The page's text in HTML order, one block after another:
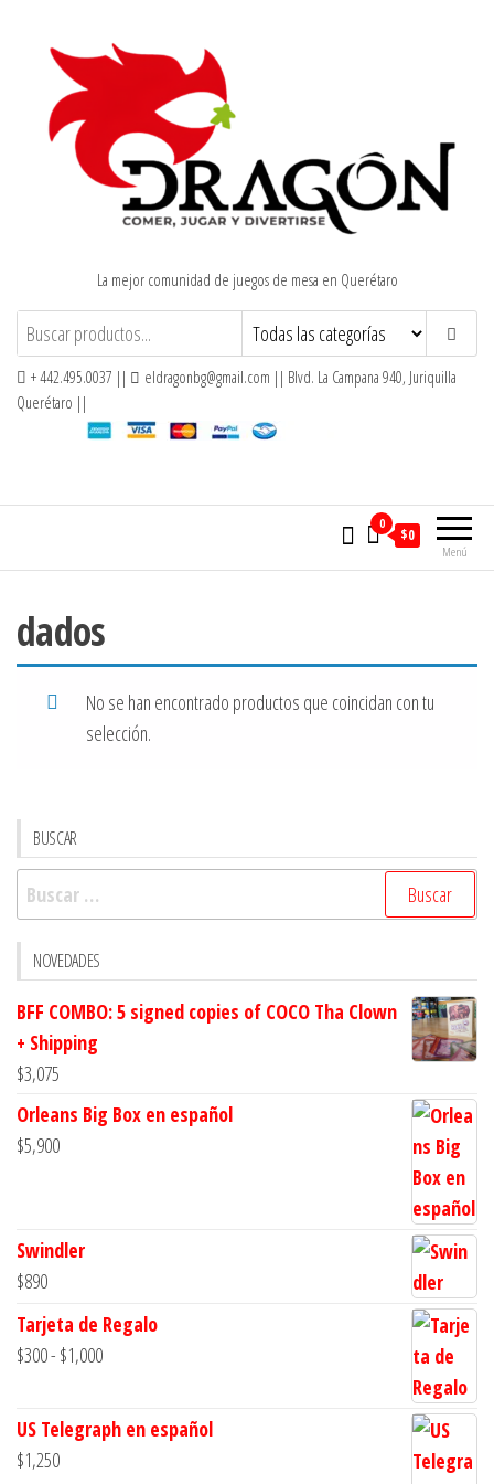
contenido
La mejor comunidad de juegos de mesa en Querétaro
+ 442.495.0037 ||
eldragonbg@gmail.com || Blvd. La Campana 940, Juriquilla
Querétaro ||
Menú
0
$0
dados
No se han encontrado productos que coincidan con tu
selección.
BUSCAR
Buscar:
NOVEDADES
BFF COMBO: 5 signed copies of COCO Tha Clown
+ Shipping
$3,075
Orleans Big Box en español
$5,900
Swindler
$890
Tarjeta de Regalo
$300- $1,000Rango
precios:
desde
US Telegraph en español
$1,250